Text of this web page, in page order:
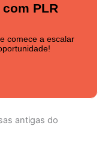
PLR
comece a escalar
antigas do